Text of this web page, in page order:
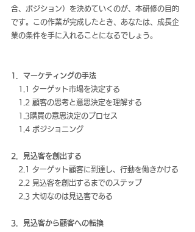
合、ポジション）を決めていくのが、本研修の目的
です。この作業が完成したとき、あなたは、成長企
業の条件を手に入れることになるでしょう。
1．マーケティングの手法
1.1 ターゲット市場を決定する
1.2 顧客の思考と意思決定を理解する
1.3購買の意思決定のプロセス
1.4 ポジショニング
2．見込客を創出する
2.1 ターゲット顧客に到達し、行動を働きかける
2.2 見込客を創出するまでのステップ
2.3 大切なのは見込客である
3．見込客から顧客への転換